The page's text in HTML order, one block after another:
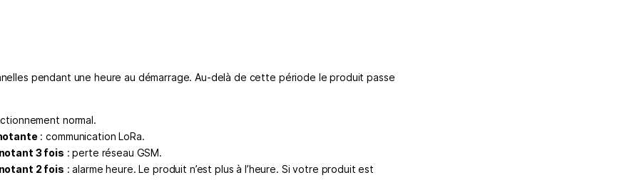
pendant une heure au démarrage. Au-delà de cette période le produit passe
normal.
: communication LoRa.
3 fois : perte réseau GSM.
2 fois : alarme heure. Le produit n’est plus à l’heure. Si votre produit est